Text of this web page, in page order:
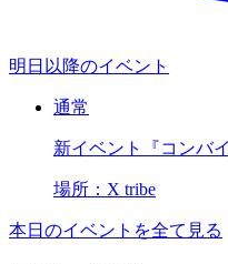
明日以降のイベント
通常
新イベント『コンバイ
場所：X tribe
本日のイベントを全て見る